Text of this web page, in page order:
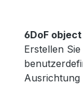
6DoF
Erstellen
Ausrichtung